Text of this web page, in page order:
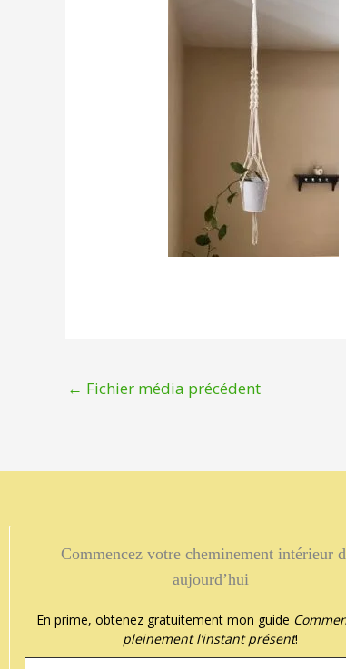
← Fichier média précédent
Commencez votre cheminement intérieur
aujourd’hui
En prime, obtenez gratuitement mon guide
pleinement l’instant présent!
dit t'on pas….Que les yeux sont le miroir de l'âme…!